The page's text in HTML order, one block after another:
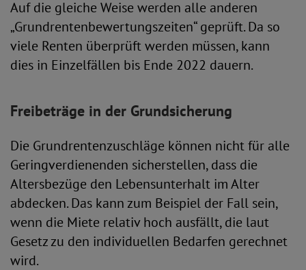
Auf die gleiche Weise werden alle anderen
„Grundrentenbewertungszeiten“ geprüft. Da so
viele Renten überprüft werden müssen, kann
dies in Einzelfällen bis Ende 2022 dauern.
Freibeträge in der Grundsicherung
Die Grundrentenzuschläge können nicht für alle
Geringverdienenden sicherstellen, dass die
Altersbezüge den Lebensunterhalt im Alter
abdecken. Das kann zum Beispiel der Fall sein,
wenn die Miete relativ hoch ausfällt, die laut
Gesetz zu den individuellen Bedarfen gerechnet
wird.